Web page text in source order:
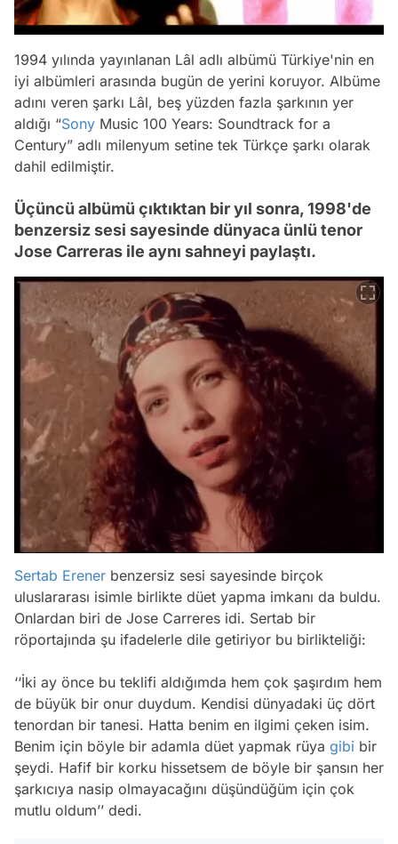
1994 yılında yayınlanan Lâl adlı albümü Türkiye'nin en
iyi albümleri arasında bugün de yerini koruyor. Albüme
adını veren şarkı Lâl, beş yüzden fazla şarkının yer
aldığı “Sony Music 100 Years: Soundtrack for a
Century” adlı milenyum setine tek Türkçe şarkı olarak
dahil edilmiştir.
Üçüncü albümü çıktıktan bir yıl sonra, 1998'de
benzersiz sesi sayesinde dünyaca ünlü tenor
Jose Carreras ile aynı sahneyi paylaştı.
Sertab Erener benzersiz sesi sayesinde birçok
uluslararası isimle birlikte düet yapma imkanı da buldu.
Onlardan biri de Jose Carreres idi. Sertab bir
röportajında şu ifadelerle dile getiriyor bu birlikteliği:
‘‘İki ay önce bu teklifi aldığımda hem çok şaşırdım hem
de büyük bir onur duydum. Kendisi dünyadaki üç dört
tenordan bir tanesi. Hatta benim en ilgimi çeken isim.
Benim için böyle bir adamla düet yapmak rüya gibi bir
şeydi. Hafif bir korku hissetsem de böyle bir şansın her
şarkıcıya nasip olmayacağını düşündüğüm için çok
mutlu oldum’’ dedi.